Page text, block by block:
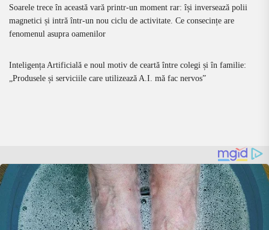
Soarele trece în această vară printr-un moment rar: își inversează polii
magnetici și intră într-un nou ciclu de activitate. Ce consecințe are
fenomenul asupra oamenilor
Inteligența Artificială e noul motiv de ceartă între colegi și în familie:
„Produsele și serviciile care utilizează A.I. mă fac nervos”